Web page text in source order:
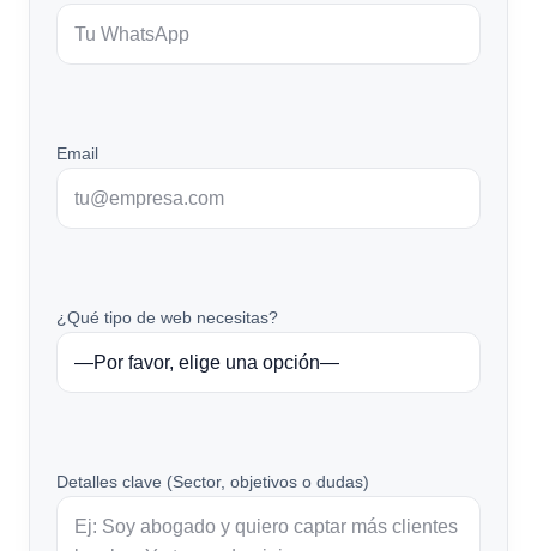
Email
¿Qué tipo de web necesitas?
Detalles clave (Sector, objetivos o dudas)